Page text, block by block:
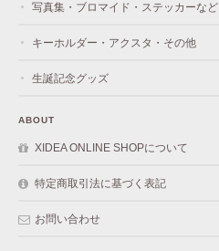
写真集・ブロマイド・ステッカーなど
キーホルダー・アクスタ・その他
生誕記念グッズ
ABOUT
XIDEA ONLINE SHOPについて
特定商取引法に基づく表記
お問い合わせ